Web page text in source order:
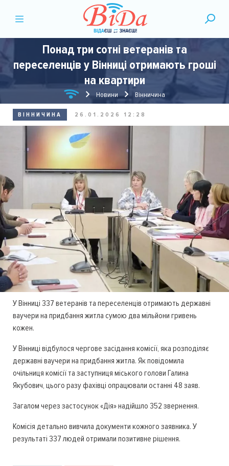
Понад три сотні ветеранів та
переселенців у Вінниці отримають гроші
на квартири
Новини Вінничина
ВІННИЧИНА 26.01.2026 12:28
У Вінниці 337 ветеранів та переселенців отримають державні
ваучери на придбання житла сумою два мільйони гривень
кожен.
У Вінниці відбулося чергове засідання комісії, яка розподіляє
державні ваучери на придбання житла. Як повідомила
очільниця комісії та заступниця міського голови Галина
Якубович, цього разу фахівці опрацювали останні 48 заяв.
Загалом через застосунок «Дія» надійшло 352 звернення.
Комісія детально вивчила документи кожного заявника. У
результаті 337 людей отримали позитивне рішення.